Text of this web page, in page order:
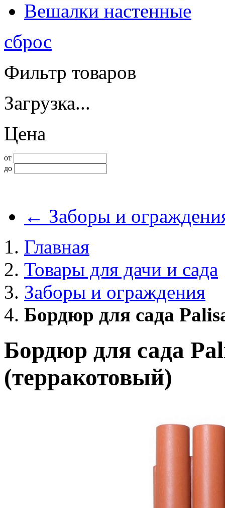
Вешалки настенные
сброс
Фильтр товаров
Загрузка...
Цена
от
до
← Заборы и
Главная
Товары для дачи и сада
Заборы и ограждения
Бордюр для сада
Бордюр для сада
(терракотовый)